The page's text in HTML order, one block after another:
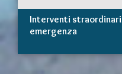
Interventi
emergenza